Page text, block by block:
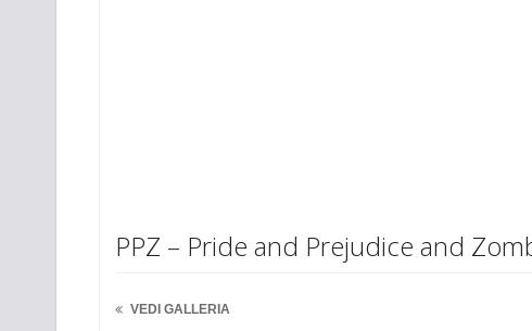
PPZ – Pride and Prejudice and
VEDI GALLERIA